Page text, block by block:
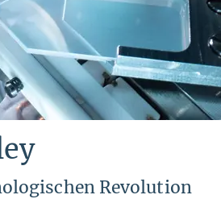
Revolution